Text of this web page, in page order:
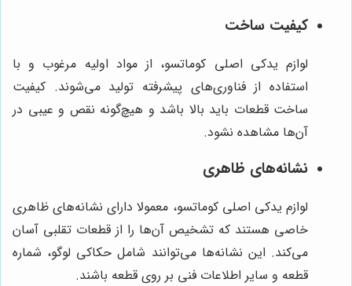
کیفیت ساخت
لوازم یدکی اصلی کوماتسو، از مواد اولیه مرغوب و با
استفاده از فناوری‌های پیشرفته تولید می‌شوند. کیفیت
ساخت قطعات باید بالا باشد و هیچ‌گونه نقص و عیبی در
آن‌ها مشاهده نشود.
نشانه‌های ظاهری
لوازم یدکی اصلی کوماتسو، معمولا دارای نشانه‌های ظاهری
خاصی هستند که تشخیص آن‌ها را از قطعات تقلبی آسان
می‌کند. این نشانه‌ها می‌توانند شامل حکاکی لوگو، شماره
قطعه و سایر اطلاعات فنی بر روی قطعه باشند.